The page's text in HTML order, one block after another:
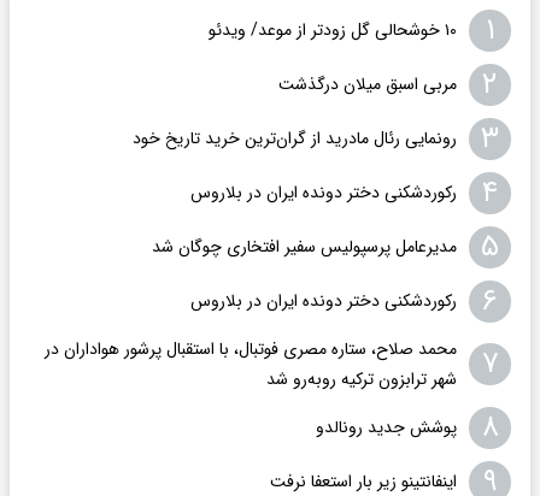
۱ ۱۰ خوشحالی گل زودتر از موعد/ ویدئو
۲ مربی اسبق میلان درگذشت
۳ رونمایی رئال مادرید از گران‌ترین خرید تاریخ خود
۴ رکوردشکنی دختر دونده ایران در بلاروس
۵ مدیرعامل پرسپولیس سفیر افتخاری چوگان شد
۶ رکوردشکنی دختر دونده ایران در بلاروس
۷
محمد صلاح، ستاره مصری فوتبال، با استقبال پرشور هواداران در
شهر ترابزون ترکیه روبه‌رو شد
۸ پوشش جدید رونالدو
۹ اینفانتینو زیر بار استعفا نرفت